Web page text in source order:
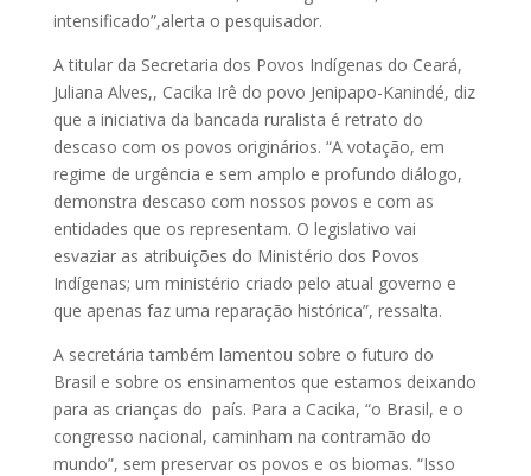
intensificado”,alerta o pesquisador.
A titular da Secretaria dos Povos Indígenas do Ceará,
Juliana Alves,, Cacika Irê do povo Jenipapo-Kanindé, diz
que a iniciativa da bancada ruralista é retrato do
descaso com os povos originários. “A votação, em
regime de urgência e sem amplo e profundo diálogo,
demonstra descaso com nossos povos e com as
entidades que os representam. O legislativo vai
esvaziar as atribuições do Ministério dos Povos
Indígenas; um ministério criado pelo atual governo e
que apenas faz uma reparação histórica”, ressalta.
A secretária também lamentou sobre o futuro do
Brasil e sobre os ensinamentos que estamos deixando
para as crianças do país. Para a Cacika, “o Brasil, e o
congresso nacional, caminham na contramão do
mundo”, sem preservar os povos e os biomas. “Isso